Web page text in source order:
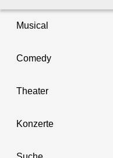
Musical
Comedy
Theater
Konzerte